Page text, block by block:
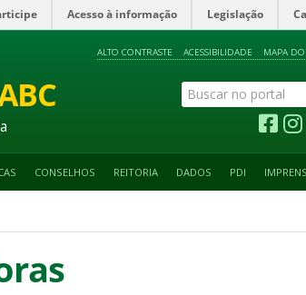
Acesso à informação Legislação
ALTO CONTRASTE ACESSIBILIDADE MAPA DO
CONSELHOS REITORIA DADOS PDI